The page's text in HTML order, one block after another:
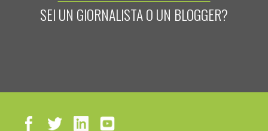
SEI UN GIORNALISTA O UN BLOGGER?